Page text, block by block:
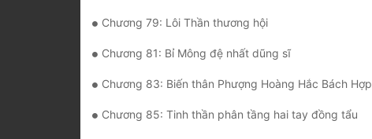
Chương 79: Lôi Thần thương hội
Chương 81: Bỉ Mông đệ nhất dũng sĩ
Chương 83: Biến thân Phượng Hoàng Hắc Bách Hợp
Chương 85: Tinh thần phân tầng hai tay đồng tẩu